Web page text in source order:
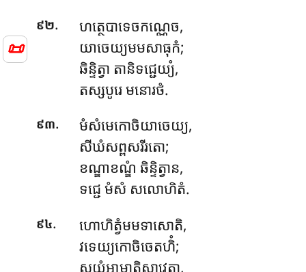
📜
៩២. ហត្ថេបាទេចកណ្ណេច,
យាចេយ្យមមសាធុកំ;
ឆិន្ទិត្វា តានិទជ្ជេយ្យំ,
តស្សបូរេ មនោរថំ.
៩៣.
មំសំមេកោចិយាចេយ្យ,
សីឃំសព្ពសរីរតោ;
ខណ្ឌាខណ្ឌំ ឆិន្ទិត្វាន,
ទជ្ជេ មំសំ សលោហិតំ.
៩៤.
ហោហិត្វំមមទាសោតិ,
វទេយ្យកោចិចេតហិំ;
សយំអាមាតិសាវេត្វា,